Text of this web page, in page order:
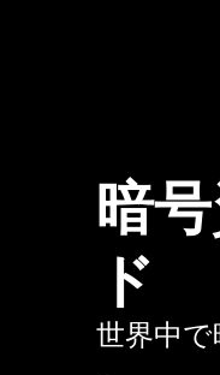
暗
ド
世界中